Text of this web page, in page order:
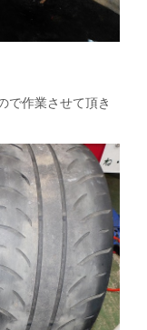
で作業させて頂き